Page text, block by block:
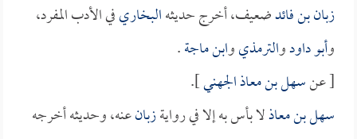
زبان بن فائدضعيف، أخرج حديثهالبخاريفي الأدب المفرد،
وأبو داودوالترمذيوابن ماجة.
[ عنسهل بن معاذ الجهني].
سهل بن معاذلا بأس به إلا في روايةزبانعنه، وحديثه أخرجه